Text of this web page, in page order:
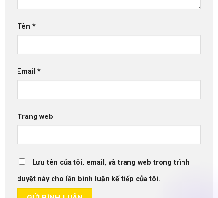
Tên *
Email *
Trang web
Lưu tên của tôi, email, và trang web trong trình
duyệt này cho lần bình luận kế tiếp của tôi.